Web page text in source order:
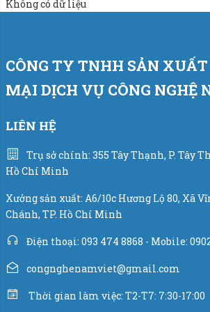
Sai số định lượng: +/-20g.
Nguồn điện sử dụng: 220V/50Hz/
Áp lực khí nén: 5-8 kg/cm2.
Thiết bị điện theo máy:
Siemens - Đức.
Bộ chỉ thị cân điện tử: W100 hãng
Cảm biến lực load cell hãng VMC
Xy lanh khí nén hãng Airtac - Đài
Không có dữ liệu
CÔNG TY TNHH SẢN
MẠI DỊCH VỤ CÔNG NGHỆ
LIÊN HỆ
Trụ sở chính: 355 Tây Thạnh, P. Tây
Hồ Chí Minh
Xưởng sản xuất: A6/10c Hương Lộ 80, Xã
Chánh, TP. Hồ Chí Minh
Điện thoại: 093 474 8868 - Mobile:
congnghenamviet@gmail.com
Thời gian làm việc: T2-T7: 7:30-17:00